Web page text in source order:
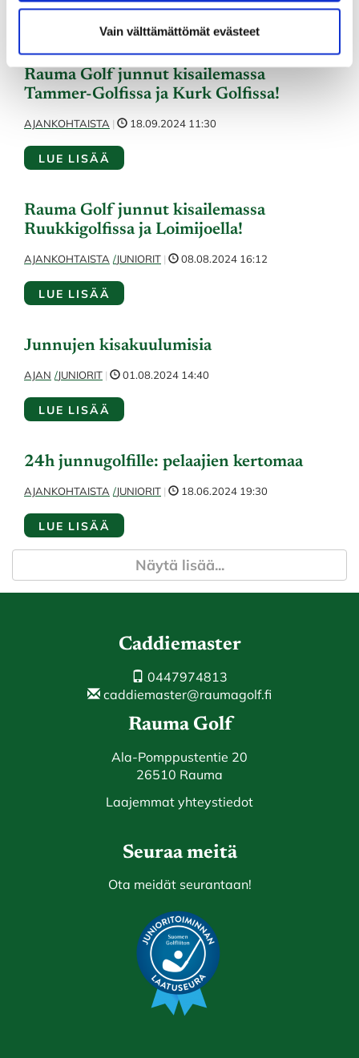
Vain välttämättömät evästeet
LUE LISÄÄ
Rauma Golf junnut kisailemassa
Tammer-Golfissa ja Kurk Golfissa!
AJANKOHTAISTA | 18.09.2024 11:30
LUE LISÄÄ
Rauma Golf junnut kisailemassa
Ruukkigolfissa ja Loimijoella!
AJANKOHTAISTA JUNIORIT | 08.08.2024 16:12
LUE LISÄÄ
Junnujen kisakuulumisia
AJAN JUNIORIT | 01.08.2024 14:40
LUE LISÄÄ
24h junnugolfille: pelaajien kertomaa
AJANKOHTAISTA JUNIORIT | 18.06.2024 19:30
LUE LISÄÄ
Näytä lisää...
Caddiemaster
0447974813
caddiemaster@raumagolf.fi
Rauma Golf
Ala-Pomppustentie 20
26510 Rauma
Laajemmat yhteystiedot
Seuraa meitä
Ota meidät seurantaan!